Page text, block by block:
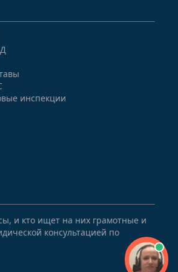
инспекции
и кто ищет на них грамотные и
консультацией по